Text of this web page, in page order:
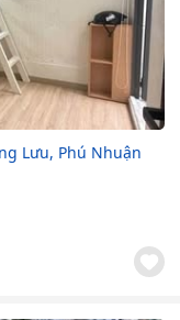
Lưu, Phú Nhuận